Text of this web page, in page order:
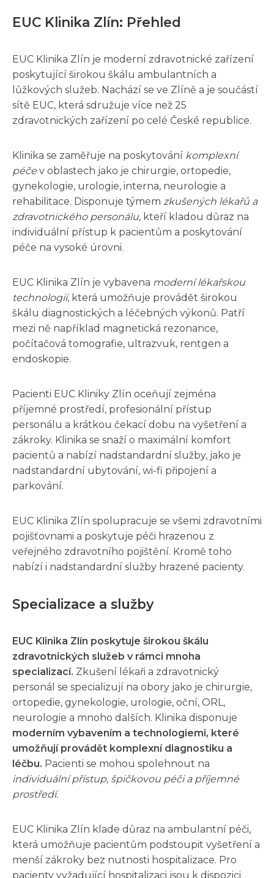
EUC Klinika Zlín: Přehled
EUC Klinika Zlín je moderní zdravotnické zařízení
poskytující širokou škálu ambulantních a
lůžkových služeb. Nachází se ve Zlíně a je součástí
sítě EUC, která sdružuje více než 25
zdravotnických zařízení po celé České republice.
Klinika se zaměřuje na poskytování komplexní
péče v oblastech jako je chirurgie, ortopedie,
gynekologie, urologie, interna, neurologie a
rehabilitace. Disponuje týmem zkušených lékařů a
zdravotnického personálu, kteří kladou důraz na
individuální přístup k pacientům a poskytování
péče na vysoké úrovni.
EUC Klinika Zlín je vybavena moderní lékařskou
technologií, která umožňuje provádět širokou
škálu diagnostických a léčebných výkonů. Patří
mezi ně například magnetická rezonance,
počítačová tomografie, ultrazvuk, rentgen a
endoskopie.
Pacienti EUC Kliniky Zlín oceňují zejména
příjemné prostředí, profesionální přístup
personálu a krátkou čekací dobu na vyšetření a
zákroky. Klinika se snaží o maximální komfort
pacientů a nabízí nadstandardní služby, jako je
nadstandardní ubytování, wi-fi připojení a
parkování.
EUC Klinika Zlín spolupracuje se všemi zdravotními
pojišťovnami a poskytuje péči hrazenou z
veřejného zdravotního pojištění. Kromě toho
nabízí i nadstandardní služby hrazené pacienty.
Specializace a služby
EUC Klinika Zlín poskytuje širokou škálu
zdravotnických služeb v rámci mnoha
specializací. Zkušení lékaři a zdravotnický
personál se specializují na obory jako je chirurgie,
ortopedie, gynekologie, urologie, oční, ORL,
neurologie a mnoho dalších. Klinika disponuje
moderním vybavením a technologiemi, které
umožňují provádět komplexní diagnostiku a
léčbu. Pacienti se mohou spolehnout na
individuální přístup, špičkovou péči a příjemné
prostředí.
EUC Klinika Zlín klade důraz na ambulantní péči,
která umožňuje pacientům podstoupit vyšetření a
menší zákroky bez nutnosti hospitalizace. Pro
pacienty vyžadující hospitalizaci jsou k dispozici